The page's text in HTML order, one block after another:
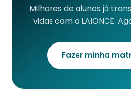
Milhares de alunos já
vidas com a LAIONCE.
Fazer minha